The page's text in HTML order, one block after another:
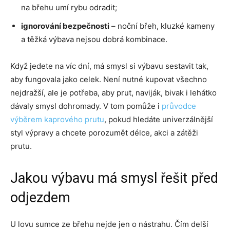
na břehu umí rybu odradit;
ignorování bezpečnosti – noční břeh, kluzké kameny
a těžká výbava nejsou dobrá kombinace.
Když jedete na víc dní, má smysl si výbavu sestavit tak,
aby fungovala jako celek. Není nutné kupovat všechno
nejdražší, ale je potřeba, aby prut, naviják, bivak i lehátko
dávaly smysl dohromady. V tom pomůže i průvodce
výběrem kaprového prutu, pokud hledáte univerzálnější
styl výpravy a chcete porozumět délce, akci a zátěži
prutu.
Jakou výbavu má smysl řešit před
odjezdem
U lovu sumce ze břehu nejde jen o nástrahu. Čím delší